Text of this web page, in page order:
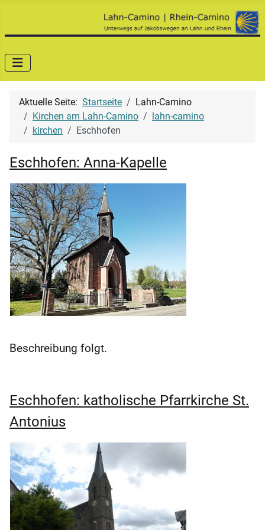
Aktuelle Seite: Startseite
Lahn-Camino
Kirchen am Lahn-Camino
lahn-camino
kirchen
Eschhofen
Eschhofen: Anna-Kapelle
Beschreibung folgt.
Eschhofen: katholische Pfarrkirche St.
Antonius